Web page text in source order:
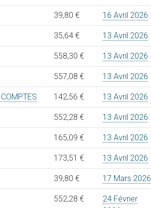
39,80 € 16 Avril 2026
35,64 € 13 Avril 2026
558,30 € 13 Avril 2026
557,08 € 13 Avril 2026
142,56 € 13 Avril 2026
552,28 € 13 Avril 2026
165,09 € 13 Avril 2026
173,51 € 13 Avril 2026
39,80 € 17 Mars 2026
552,28 €
24 Février